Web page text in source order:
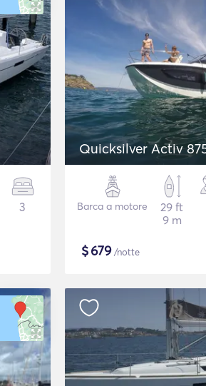
3
Quicksilver Activ
Barca a motore
29 ft
9 m
$679/notte